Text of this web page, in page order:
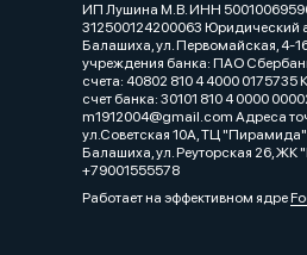
ИП Лушина М.В. ИНН
312500124200063 Юридический
Балашиха, ул. Первомайская, 4-
учреждения банка: ПАО
счета: 40802 810 4 4000 0175735
счет банка: 30101 810 4 0000
m1912004@gmail.com Адреса
ул.Советская 10А, ТЦ
Балашиха, ул. Реуторская 26, ЖК
+79001555578
Работает на эффективном ядре